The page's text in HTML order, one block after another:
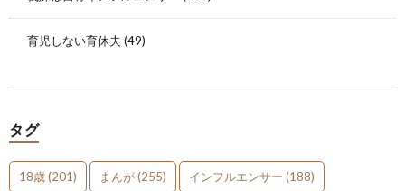
育児しない育休夫 (49)
タグ
18歳(201) まんが(255) インフルエンサー (188)